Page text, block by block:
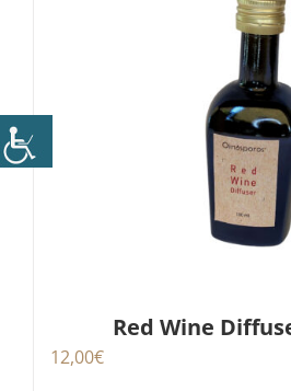
Red Wine
12,00€